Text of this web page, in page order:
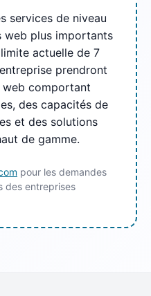
services de niveau
web plus importants
actuelle de 7
prendront
web comportant
des capacités de
et des solutions
de gamme.
pour les demandes
des entreprises